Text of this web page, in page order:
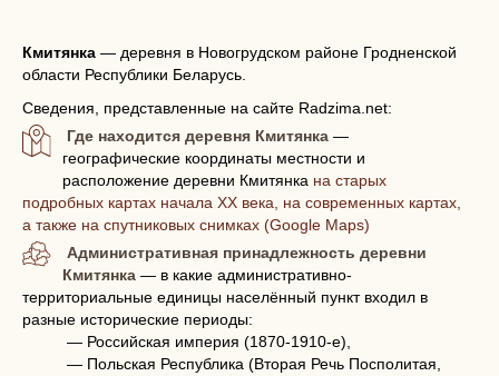
Кмитянка — деревня в Новогрудском районе Гродненской
области Республики Беларусь.
Сведения, представленные на сайте Radzima.net:
Где находится деревня Кмитянка —
географические координаты местности и
расположение деревни Кмитянка на старых
подробных картах начала XX века, на современных картах,
а также на спутниковых снимках (Google Maps)
Административная принадлежность деревни
Кмитянка — в какие административно-
территориальные единицы населённый пункт входил в
разные исторические периоды:
— Российская империя (1870-1910-е),
— Польская Республика (Вторая Речь Посполитая,